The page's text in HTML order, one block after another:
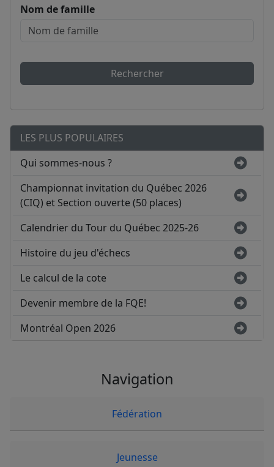
Nom de famille
Rechercher
LES PLUS POPULAIRES
Qui sommes-nous ?
Championnat invitation du Québec 2026
(CIQ) et Section ouverte (50 places)
Calendrier du Tour du Québec 2025-26
Histoire du jeu d'échecs
Le calcul de la cote
Devenir membre de la FQE!
Montréal Open 2026
Navigation
Fédération
Jeunesse